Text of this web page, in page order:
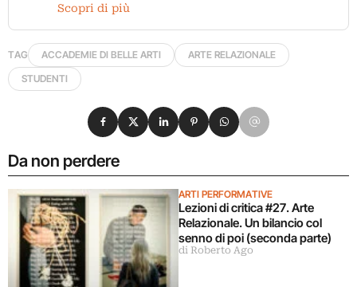
Scopri di più
TAG ACCADEMIE DI BELLE ARTI
ARTE RELAZIONALE
STUDENTI
Da non perdere
ARTI PERFORMATIVE
Lezioni di critica #27. Arte
Relazionale. Un bilancio col
senno di poi (seconda parte)
di Roberto Ago
Condividi su Facebook
Condividi su X
Condividi su LinkedIn
Condividi su Pinterest
Condividi su WhatsApp
Condividi su Email